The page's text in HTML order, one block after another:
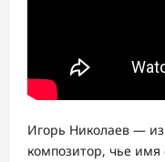
Игорь Николаев —
композитор, чье